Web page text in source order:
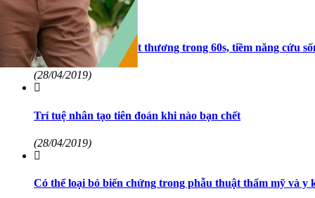
(29/08/2022)
Phát minh keo dán vết thương trong 60s, tiềm năng cứu
(28/04/2019)
Trí tuệ nhân tạo tiên đoán khi nào bạn chết
(28/04/2019)
Có thể loại bỏ biến chứng trong phẫu thuật thẩm mỹ và y